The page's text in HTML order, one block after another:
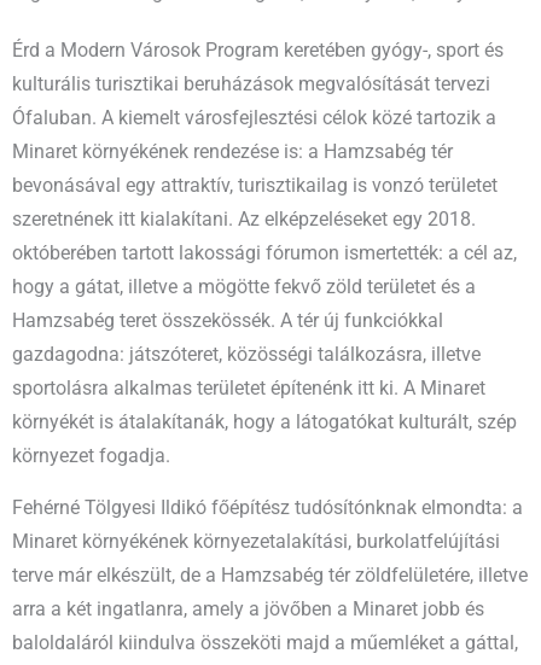
Érd a Modern Városok Program keretében gyógy-, sport és
kulturális turisztikai beruházások megvalósítását tervezi
Ófaluban. A kiemelt városfejlesztési célok közé tartozik a
Minaret környékének rendezése is: a Hamzsabég tér
bevonásával egy attraktív, turisztikailag is vonzó területet
szeretnének itt kialakítani. Az elképzeléseket egy 2018.
októberében tartott lakossági fórumon ismertették: a cél az,
hogy a gátat, illetve a mögötte fekvő zöld területet és a
Hamzsabég teret összekössék. A tér új funkciókkal
gazdagodna: játszóteret, közösségi találkozásra, illetve
sportolásra alkalmas területet építenénk itt ki. A Minaret
környékét is átalakítanák, hogy a látogatókat kulturált, szép
környezet fogadja.
Fehérné Tölgyesi Ildikó főépítész tudósítónknak elmondta: a
Minaret környékének környezetalakítási, burkolatfelújítási
terve már elkészült, de a Hamzsabég tér zöldfelületére, illetve
arra a két ingatlanra, amely a jövőben a Minaret jobb és
baloldaláról kiindulva összeköti majd a műemléket a gáttal,